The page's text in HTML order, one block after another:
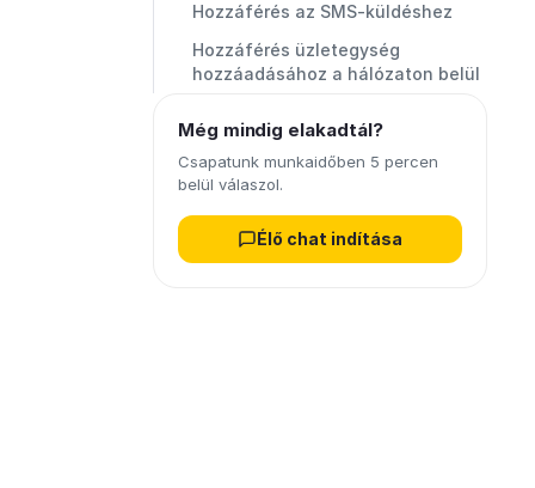
Hozzáférés az SMS-küldéshez
Hozzáférés üzletegység
hozzáadásához a hálózaton belül
Még mindig elakadtál?
Csapatunk munkaidőben 5 percen
belül válaszol.
Élő chat indítása